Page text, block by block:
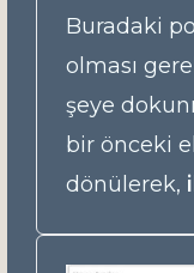
Buradaki
olması
şeye
bir önceki
dönülerek,